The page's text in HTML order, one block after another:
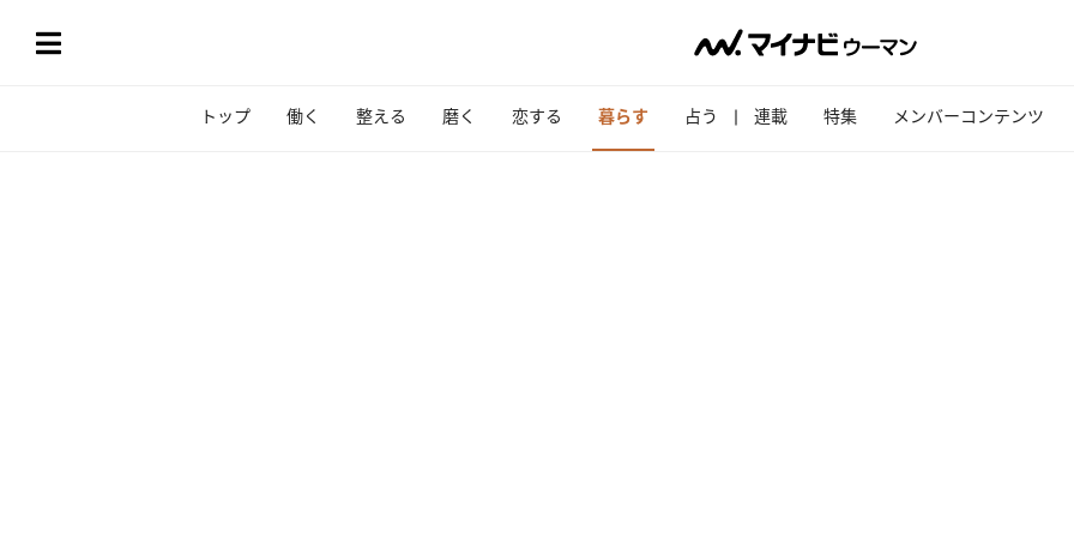
トップ 働く 整える 磨く 恋する 暮らす 占う 連載 特集 メンバーコンテンツ